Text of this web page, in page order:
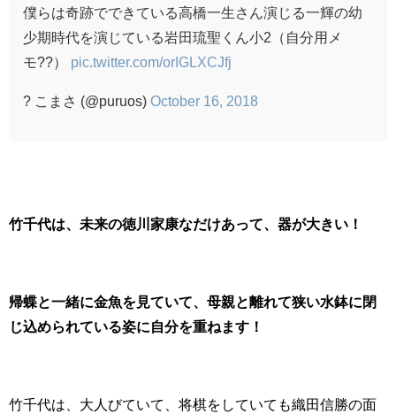
僕らは奇跡でできている高橋一生さん演じる一輝の幼
少期時代を演じている岩田琉聖くん小2（自分用メ
モ??） pic.twitter.com/orIGLXCJfj
? こまさ (@puruos) October 16, 2018
竹千代は、未来の徳川家康なだけあって、器が大きい！
帰蝶と一緒に金魚を見ていて、母親と離れて狭い水鉢に閉
じ込められている姿に自分を重ねます！
竹千代は、大人びていて、将棋をしていても織田信勝の面